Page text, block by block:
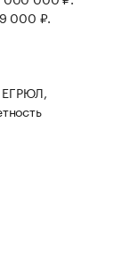
000 ₽.
ЕГРЮЛ,